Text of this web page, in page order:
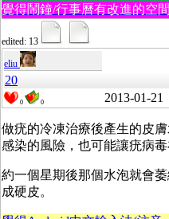
覺得鬧鐘/行事曆有改進的空
edited: 13
eliu
20
0 0 2013-01-21
做疣的冷凍治療後產生的皮
感染的風險，也可能讓疣病
約一個星期後那個水泡就會
成硬皮。